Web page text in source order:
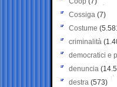
Cossiga (7)
Costume
criminalità
democratici e
denuncia
destra (573)